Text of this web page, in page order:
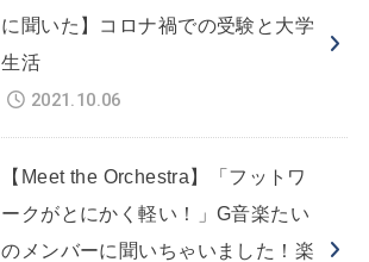
に聞いた】コロナ禍での受験と大学
生活
2021.10.06
【Meet the Orchestra】「フットワ
ークがとにかく軽い！」G音楽たい
のメンバーに聞いちゃいました！楽